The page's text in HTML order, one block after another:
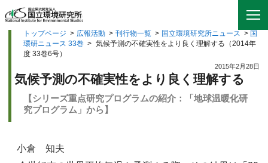
トップページ > 広報活動 > 刊行物一覧 > 国立環境研究所ニュース > 国
環研ニュース 33巻 > 気候予測の不確実性をより良く理解する（2014年
度 33巻6号）
2015年2月28日
気候予測の不確実性をより良く理解する
【シリーズ重点研究プログラムの紹介：「地球温暖化研
究プログラム」から】
小倉 知夫